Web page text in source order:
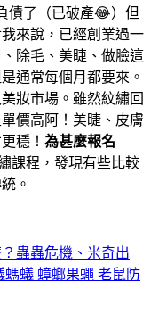
債了（已破產😂）但
來說，已經創業過一
除毛、美睫、做臉這
通常每個月都要來。
妝市場。雖然紋繡回
價高阿！美睫、皮膚
穩！ 為甚麼報名
課程，發現有些比較
。
蟲蟲危機、米奇出
蟻 蟑螂果蠅 老鼠防